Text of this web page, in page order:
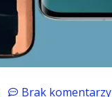
Brak komentarzy